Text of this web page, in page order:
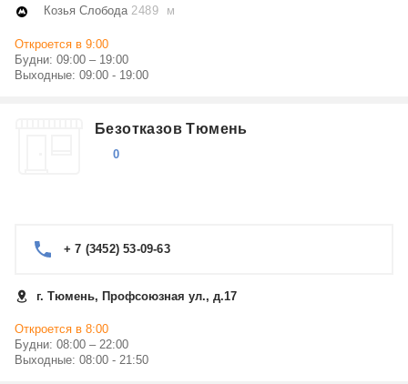
Козья Слобода2489 м
Откроется в 9:00
Будни: 09:00 – 19:00
Выходные: 09:00 - 19:00
Безотказов Тюмень
0
+ 7 (3452) 53-09-63
г. Тюмень, Профсоюзная ул., д.17
Откроется в 8:00
Будни: 08:00 – 22:00
Выходные: 08:00 - 21:50